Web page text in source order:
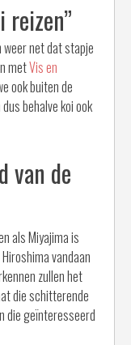
reizen”
weer net dat stapje
metVis en
ook buiten de
behalve koi ook
van de
als Miyajima is
vandaan
zullen het
die schitterende
die geïnteresseerd